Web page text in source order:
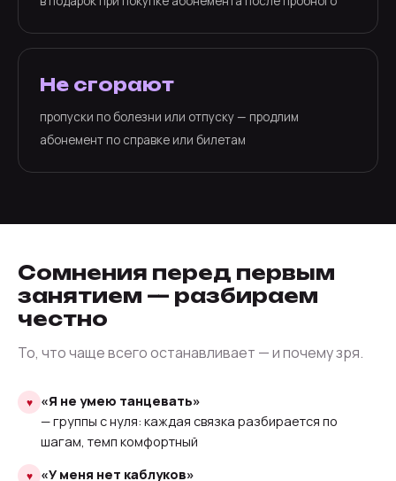
Не сгорают
пропуски по болезни или отпуску — продлим
абонемент по справке или билетам
Сомнения перед первым
занятием — разбираем
честно
То, что чаще всего останавливает — и почему зря.
«Я не умею танцевать»
— группы с нуля: каждая связка разбирается по
шагам, темп комфортный
«У меня нет каблуков»